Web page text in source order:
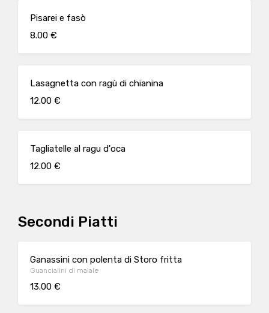
Pisarei e fasò
8.00 €
Lasagnetta con ragù di chianina
12.00 €
Tagliatelle al ragu d'oca
12.00 €
Secondi Piatti
Ganassini con polenta di Storo fritta
Guancialini di maiale
13.00 €